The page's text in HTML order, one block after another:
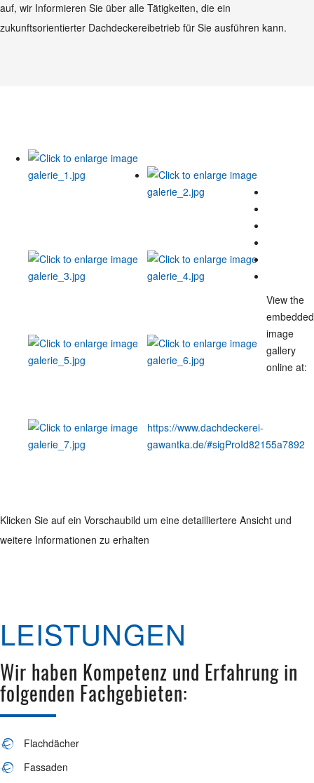
auf, wir Informieren Sie über alle Tätigkeiten, die ein
zukunftsorientierter Dachdeckereibetrieb für Sie ausführen kann.
View the
embedded
image
gallery
online at:
https://www.dachdeckerei-
gawantka.de/#sigProId82155a7892
Klicken Sie auf ein Vorschaubild um eine detailliertere Ansicht und
weitere Informationen zu erhalten
LEISTUNGEN
Wir haben Kompetenz und Erfahrung in
folgenden Fachgebieten:
Flachdächer
Fassaden